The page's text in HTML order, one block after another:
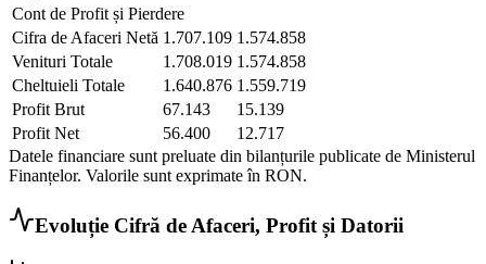
Cont de Profit și Pierdere
Cifra de Afaceri Netă 1.707.109 1.574.858
Venituri Totale
1.708.019 1.574.858
Cheltuieli Totale
1.640.876 1.559.719
Profit Brut
67.143
15.139
Profit Net
56.400
12.717
Datele financiare sunt preluate din bilanțurile publicate de Ministerul
Finanțelor. Valorile sunt exprimate în RON.
Evoluție Cifră de Afaceri, Profit și Datorii